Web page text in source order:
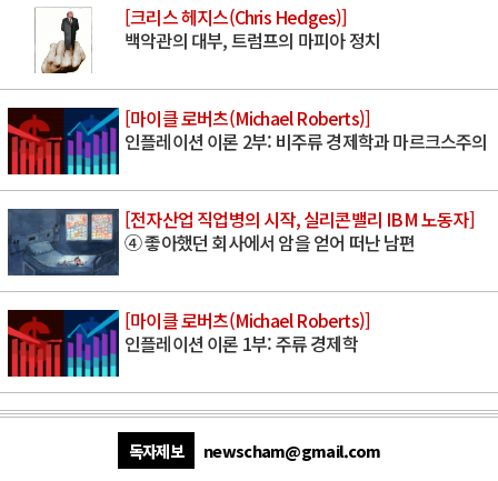
[크리스 헤지스(Chris Hedges)]
백악관의 대부, 트럼프의 마피아 정치
[마이클 로버츠(Michael Roberts)]
인플레이션 이론 2부: 비주류 경제학과 마르크스주의
[전자산업 직업병의 시작, 실리콘밸리 IBM 노동자]
④ 좋아했던 회사에서 암을 얻어 떠난 남편
[마이클 로버츠(Michael Roberts)]
인플레이션 이론 1부: 주류 경제학
독자제보
newscham@gmail.com